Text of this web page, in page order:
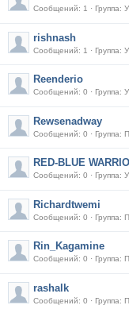
Сообщений: 1 · Группа:
rishnash
Сообщений: 1 · Группа:
Reenderio
Сообщений: 0 · Группа:
Rewsenadway
Сообщений: 0 · Группа:
RED-BLUE
Сообщений: 0 · Группа:
Richardtwemi
Сообщений: 0 · Группа:
Rin_Kagamine
Сообщений: 0 · Группа:
rashalk
Сообщений: 0 · Группа: